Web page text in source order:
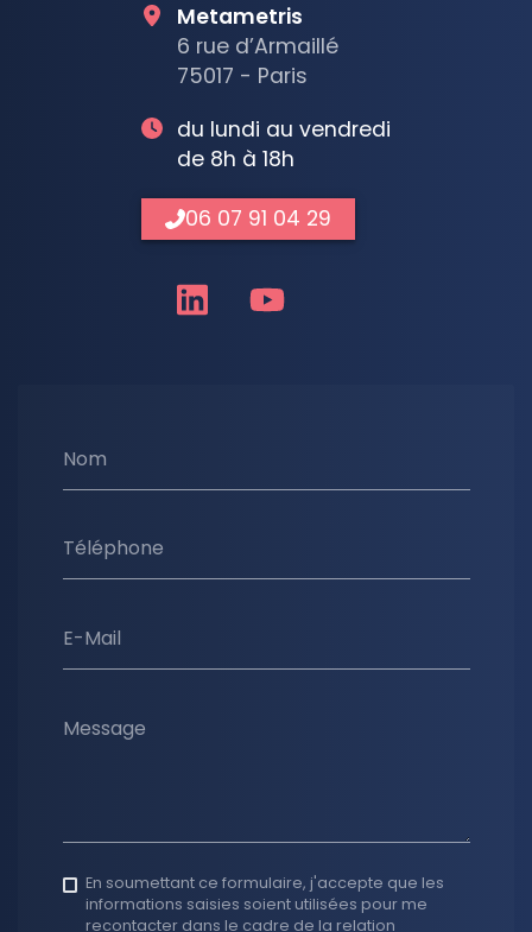
Nom
Téléphone
E-Mail
Message
En soumettant ce formulaire, j'accepte que les
informations saisies soient utilisées pour me
recontacter dans le cadre de la relation
Metametris
6 rue d’Armaillé
75017 - Paris
du lundi au vendredi
de 8h à 18h
06 07 91 04 29